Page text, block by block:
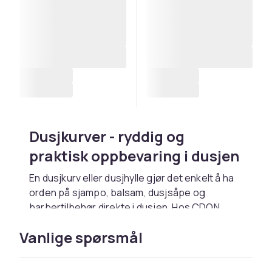
Dusjkurver - ryddig og
praktisk oppbevaring i dusjen
En dusjkurv eller dusj­hylle gjør det enkelt å ha
orden på sjampo, balsam, dusjsåpe og
barbertilbehør direkte i dusjen. Hos CDON
og andre materialer i mange design og
monteringstyper.
Vanlige spørsmål